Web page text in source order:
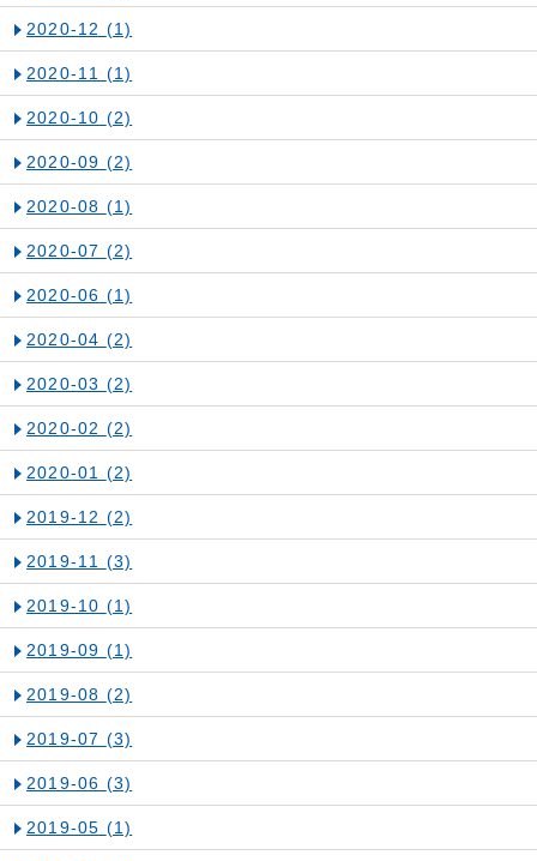
2020-12 (1)
2020-11 (1)
2020-10 (2)
2020-09 (2)
2020-08 (1)
2020-07 (2)
2020-06 (1)
2020-04 (2)
2020-03 (2)
2020-02 (2)
2020-01 (2)
2019-12 (2)
2019-11 (3)
2019-10 (1)
2019-09 (1)
2019-08 (2)
2019-07 (3)
2019-06 (3)
2019-05 (1)